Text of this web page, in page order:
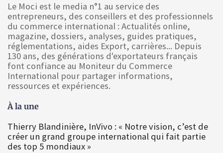
Le Moci est le media n°1 au service des
entrepreneurs, des conseillers et des professionnels
du commerce international : Actualités online,
magazine, dossiers, analyses, guides pratiques,
réglementations, aides Export, carrières... Depuis
130 ans, des générations d'exportateurs français
font confiance au Moniteur du Commerce
International pour partager informations,
ressources et expériences.
À la une
Thierry Blandinière, InVivo : « Notre vision, c’est de
créer un grand groupe international qui fait partie
des top 5 mondiaux »